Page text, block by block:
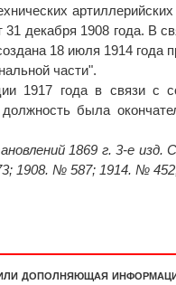
декабря 1908 года. В
18 июля 1914
части".
1917 года в связи с
была
1869 г. 3-е
1908. № 587; 1914. №
дополняющая